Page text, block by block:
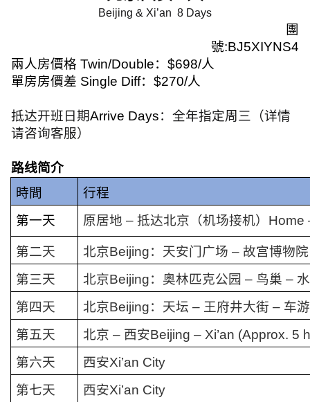
Beijing & Xi’an 8 Days
團
號:BJ5XIYNS4
兩人房價格 Twin/Double： $698/人
單房房價差 Single Diff： $270/人
抵达开班日期Arrive Days：全年指定周三（详情
请咨询客服）
路线简介
時間
行程
第一天
原居地 – 抵达北京（机场接机） Home
第二天 北京Beijing：天安门广场 – 故宫博物院
第三天
北京Beijing：奥林匹克公园 – 鸟巢 –
第四天
北京Beijing：天坛 – 王府井大街 – 车
第五天
北京 – 西安Beijing – Xi’an (Approx. 5
第六天
西安Xi’an City
第七天
西安Xi’an City